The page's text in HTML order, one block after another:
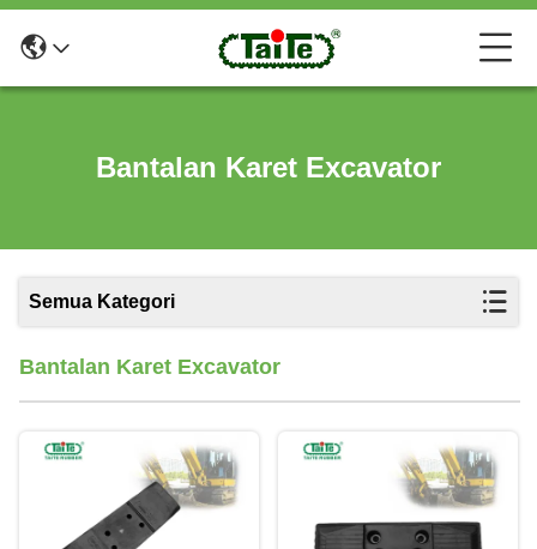
Bantalan Karet Excavator
Semua Kategori
Bantalan Karet Excavator